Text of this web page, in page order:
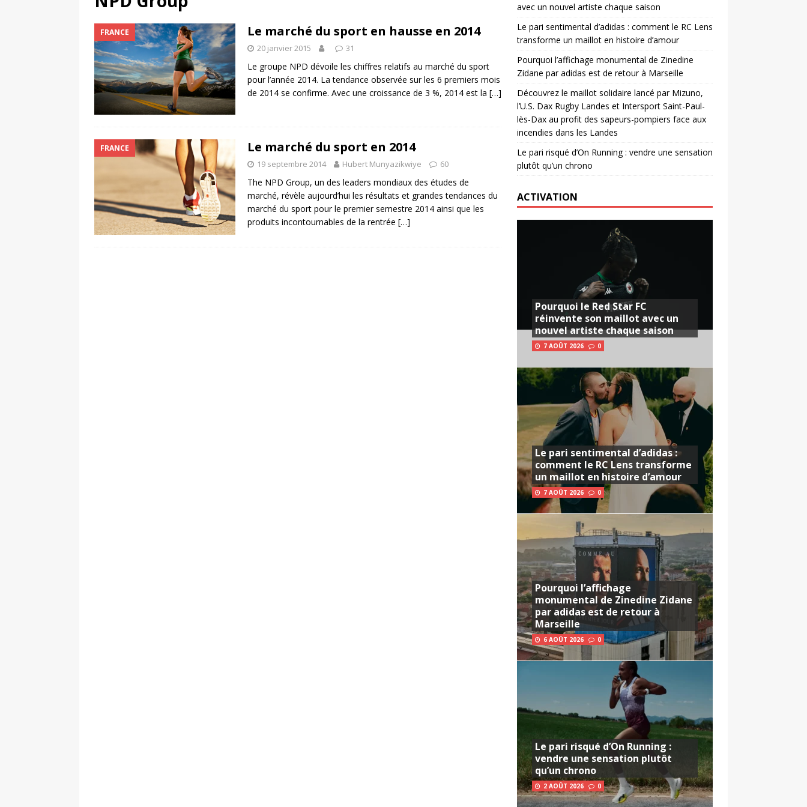
[ 4 août 2026 ]
Saint-Paul-lès-Dax au profit des sapeurs-pompiers face aux incendies dans les Landes
RUGBY
[ 2 août 2026 ] Le pari risqué d’On Running : vendre une sensation plutôt qu’un chrono
[ 7 août 2026 ] Pourquoi le Red Star FC réinvente son maillot avec un nouvel artiste chaque saison
ACTIVATION
FRANCE Le marché du sport en hausse en 2014
20 janvier 2015 31
Le groupe NPD dévoile les chiffres relatifs au marché du sport
pour l’année 2014. La tendance observée sur les 6 premiers mois
de 2014 se confirme. Avec une croissance de 3 %, 2014 est la […]
FRANCE Le marché du sport en 2014
19 septembre 2014 Hubert Munyazikwiye 60
The NPD Group, un des leaders mondiaux des études de
marché, révèle aujourd’hui les résultats et grandes tendances du
marché du sport pour le premier semestre 2014 ainsi que les
produits incontournables de la rentrée […]
avec un nouvel artiste chaque saison
Le pari sentimental d’adidas : comment le RC Lens
transforme un maillot en histoire d’amour
Pourquoi l’affichage monumental de Zinedine
Zidane par adidas est de retour à Marseille
Découvrez le maillot solidaire lancé par Mizuno,
l’U.S. Dax Rugby Landes et Intersport Saint-Paul-
lès-Dax au profit des sapeurs-pompiers face aux
incendies dans les Landes
Le pari risqué d’On Running : vendre une sensation
plutôt qu’un chrono
ACTIVATION
Pourquoi le Red Star FC
réinvente son maillot avec un
nouvel artiste chaque saison
7 AOÛT 2026 0
Le pari sentimental d’adidas :
comment le RC Lens transforme
un maillot en histoire d’amour
7 AOÛT 2026 0
Pourquoi l’affichage
monumental de Zinedine Zidane
par adidas est de retour à
Marseille
6 AOÛT 2026 0
Le pari risqué d’On Running :
vendre une sensation plutôt
qu’un chrono
2 AOÛT 2026 0